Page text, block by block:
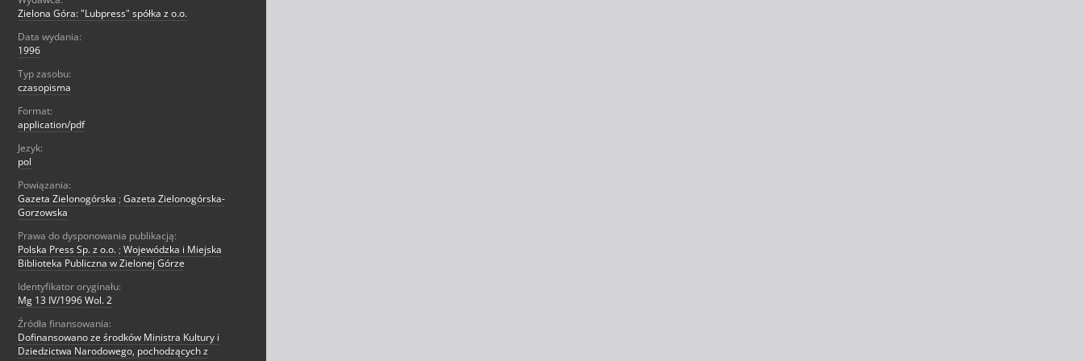
Zielona Góra: "Lubpress" spółka z o.o.
Data wydania:
1996
Typ zasobu:
czasopisma
Format:
application/pdf
Jezyk:
pol
Powiązania:
Gazeta Zielonogórska ; Gazeta Zielonogórska-
Gorzowska
Prawa do dysponowania publikacją:
Polska Press Sp. z o.o. ; Wojewódzka i Miejska
Biblioteka Publiczna w Zielonej Górze
Identyfikator oryginału:
Mg 13 IV/1996 Wol. 2
Źródła finansowania:
Dofinansowano ze środków Ministra Kultury i
Dziedzictwa Narodowego, pochodzących z